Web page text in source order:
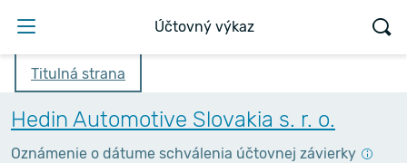
Účtovný výkaz
Titulná strana
Hedin Automotive Slovakia s. r. o.
Oznámenie o dátume schválenia účtovnej závierky